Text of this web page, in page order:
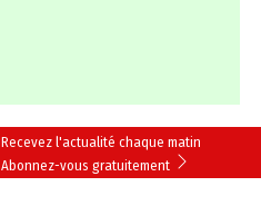
Recevez l'actualité chaque matin
Abonnez-vous gratuitement